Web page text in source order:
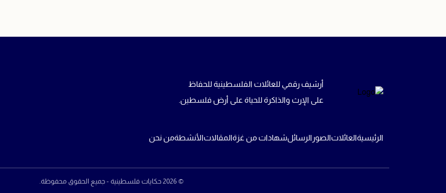
أرشيف رقمي للعائلات الفلسطينية للحفاظ
على الإرث والذاكرة للحياة على أرض فلسطين.
الرئيسيةالعائلاتالصور الرسائلشهادات من غزةالمقالاتالأنشطةمن نحن
© 2026 حكايات فلسطينية - جميع الحقوق محفوظة.